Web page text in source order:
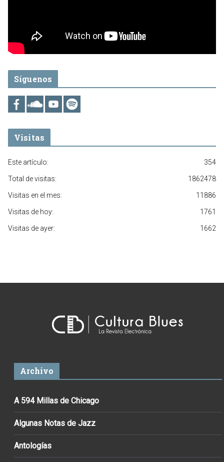
Síguenos
Visitas
354
Este artículo:
1862478
Total de visitas:
11886
Visitas en el mes:
1761
Visitas de hoy:
1662
Visitas de ayer:
Archivo
A 594 Millas de Chicago
Algunas Notas de Jazz
Antologías